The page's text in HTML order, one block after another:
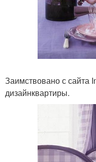
Заимствовано с сайта
дизайнквартиры.